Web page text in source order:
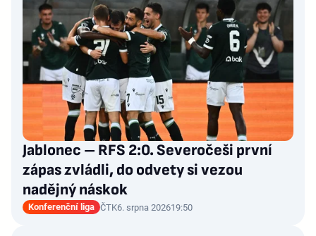
Jablonec – RFS 2:0. Severočeši první
zápas zvládli, do odvety si vezou
nadějný náskok
Konferenční liga ČTK6. srpna 202619:50